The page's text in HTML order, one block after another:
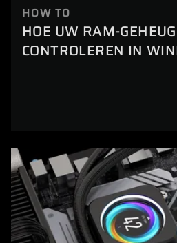
HOW TO
HOE UW RAM-
CONTROLEREN IN